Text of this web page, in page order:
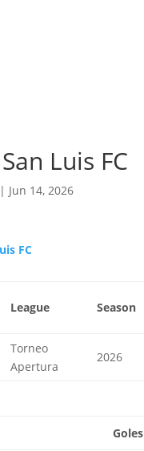
Luis FC
Jun 14, 2026
FC
League Season
Torneo
Apertura
2026
Goles